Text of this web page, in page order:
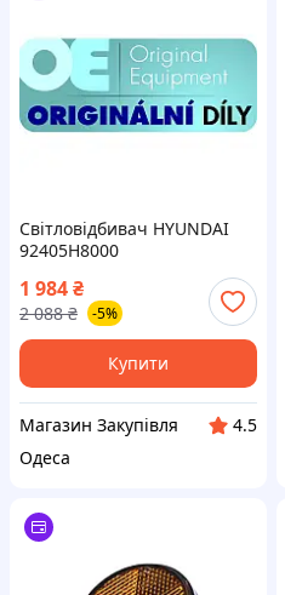
Світловідбивач HYUNDAI
92405H8000
1 984₴
2 088 ₴ -5%
Купити
Магазин Закупівля
4.5
Одеса